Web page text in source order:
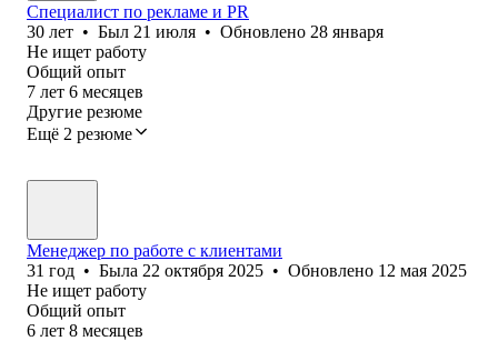
Специалист по рекламе и PR
30 лет • Был 21 июля • Обновлено 28 января
Не ищет работу
Общий опыт
7 лет 6 месяцев
Другие резюме
Ещё 2 резюме
Менеджер по работе с клиентами
31 год • Была 22 октября 2025 • Обновлено 12 мая 2025
Не ищет работу
Общий опыт
6 лет 8 месяцев